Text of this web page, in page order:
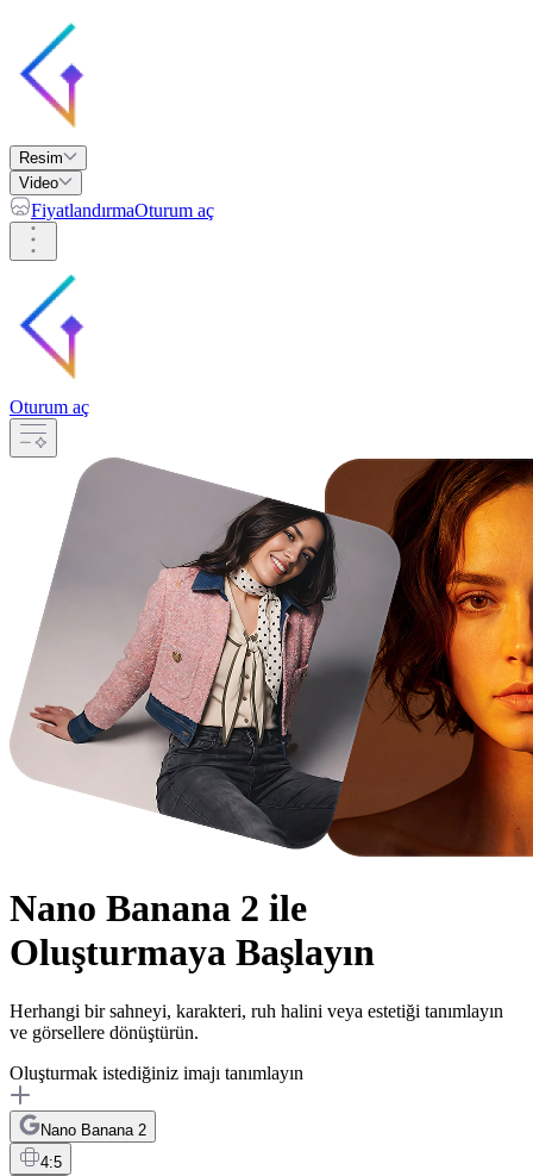
Resim
Video
FiyatlandırmaOturum aç
Oturum aç
Nano Banana 2 ile
Oluşturmaya Başlayın
Herhangi bir sahneyi, karakteri, ruh halini veya estetiği tanımlayın
ve görsellere dönüştürün.
Oluşturmak istediğiniz imajı tanımlayın
Nano Banana 2
4:5